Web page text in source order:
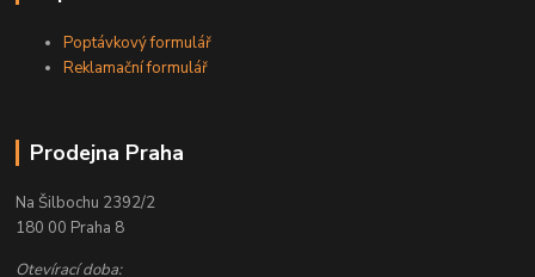
Poptávkový formulář
Reklamační formulář
Prodejna Praha
Na Šilbochu 2392/2
180 00 Praha 8
Otevírací doba: